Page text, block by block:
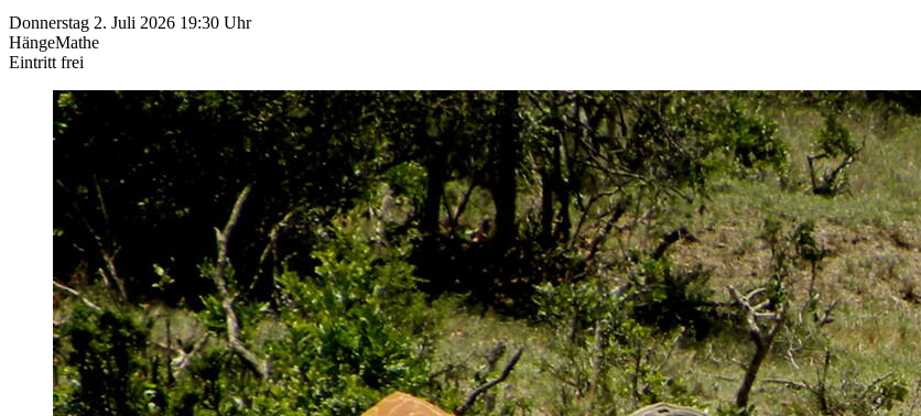
Donnerstag 2. Juli 2026 19:30 Uhr
HängeMathe
Eintritt frei